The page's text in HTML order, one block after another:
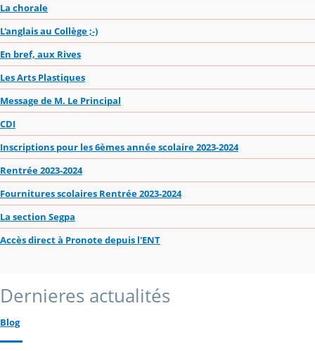
La chorale
L'anglais au Collège ;-)
En bref, aux Rives
Les Arts Plastiques
Message de M. Le Principal
CDI
Inscriptions pour les 6èmes année scolaire 2023-2024
Rentrée 2023-2024
Fournitures scolaires Rentrée 2023-2024
La section Segpa
Accès direct à Pronote depuis l'ENT
Dernieres actualités
Blog